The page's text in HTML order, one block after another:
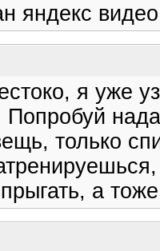
яндекс
я уже
только
а